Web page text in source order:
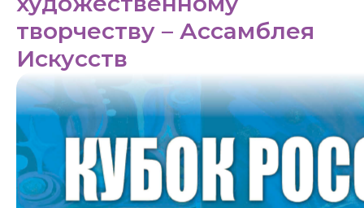
творчеству – Ассамблея
Искусств